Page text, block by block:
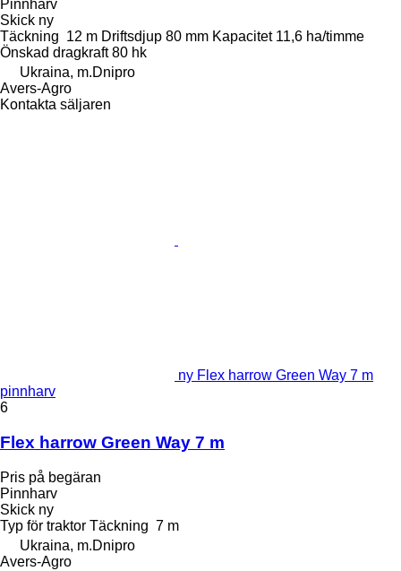
Pinnharv
Skick ny
Täckning 12 m Driftsdjup 80 mm Kapacitet 11,6 ha/timme
Önskad dragkraft 80 hk
Ukraina, m.Dnipro
Avers-Agro
Kontakta säljaren
ny Flex harrow Green Way 7 m
pinnharv
6
Flex harrow Green Way 7 m
Pris på begäran
Pinnharv
Skick ny
Typ för traktor Täckning 7 m
Ukraina, m.Dnipro
Avers-Agro